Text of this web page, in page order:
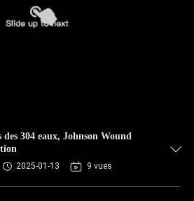
304 eaux, Johnson Wound
2025-01-13 9 vues